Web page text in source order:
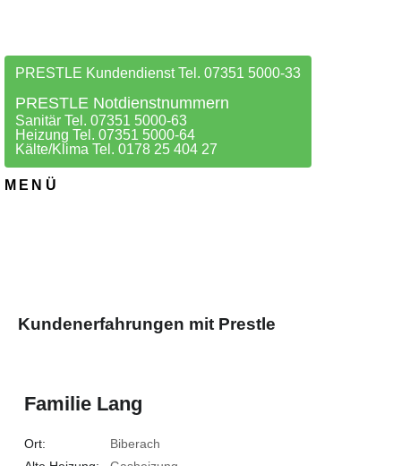
PRESTLE Kundendienst Tel. 07351 5000-33
PRESTLE Notdienstnummern
Sanitär Tel. 07351 5000-63
Heizung Tel. 07351 5000-64
Kälte/Klima Tel. 0178 25 404 27
MENÜ
Kundenerfahrungen mit Prestle
Familie Lang
Ort: Biberach